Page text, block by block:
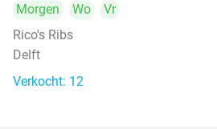
Morgen Wo
Vr
Rico's Ribs
Delft
Verkocht: 12